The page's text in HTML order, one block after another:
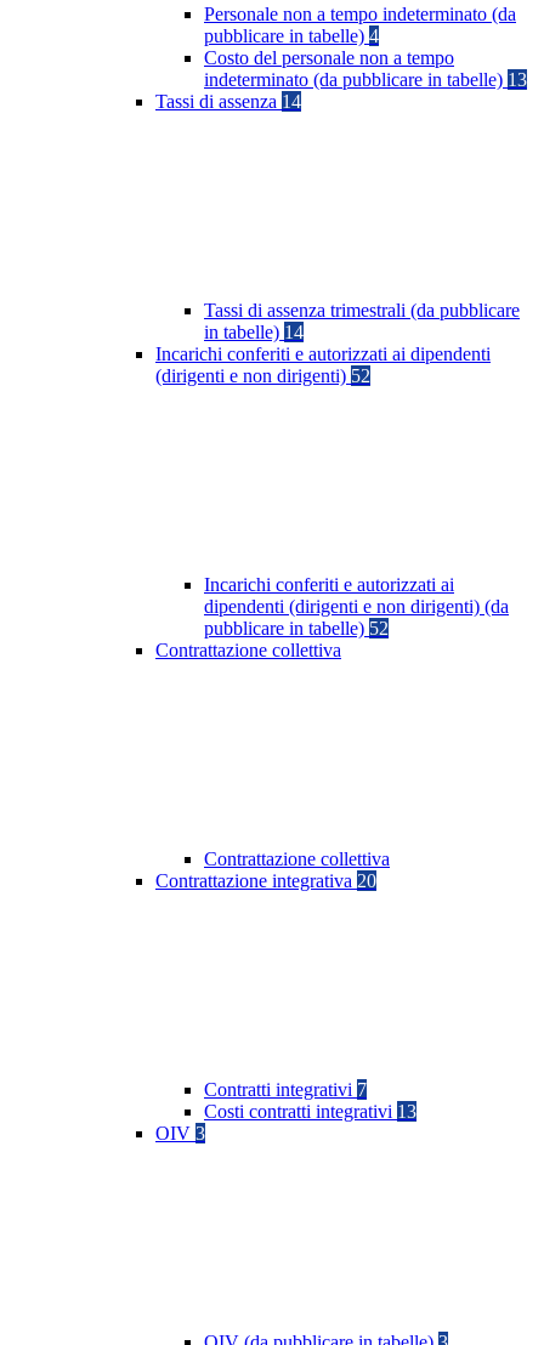
Personale non a tempo indeterminato (da
pubblicare in tabelle) 4
Costo del personale non a tempo
indeterminato (da pubblicare in tabelle) 13
Tassi di assenza 14
Tassi di assenza trimestrali (da pubblicare
in tabelle) 14
Incarichi conferiti e autorizzati ai dipendenti
(dirigenti e non dirigenti) 52
Incarichi conferiti e autorizzati ai
dipendenti (dirigenti e non dirigenti) (da
pubblicare in tabelle) 52
Contrattazione collettiva
Contrattazione collettiva
Contrattazione integrativa 20
Contratti integrativi 7
Costi contratti integrativi 13
OIV 3